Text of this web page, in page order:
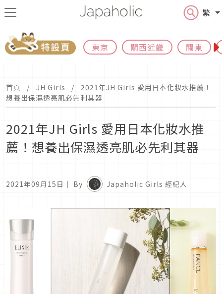
繁
東京 關西近畿 關東
首頁 JH Girls
2021年JH Girls 愛用日本化妝水推薦！
想養出保濕透亮肌必先利其器
2021年JH Girls 愛用日本化妝水推
薦！想養出保濕透亮肌必先利其器
2021年09月15日 ｜ By Japaholic Girls 經紀人